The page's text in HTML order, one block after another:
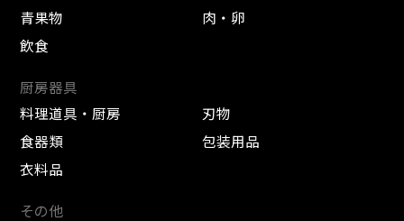
青果物
肉・卵
飲食
厨房器具
料理道具・厨房
刃物
食器類
包装用品
衣料品
その他